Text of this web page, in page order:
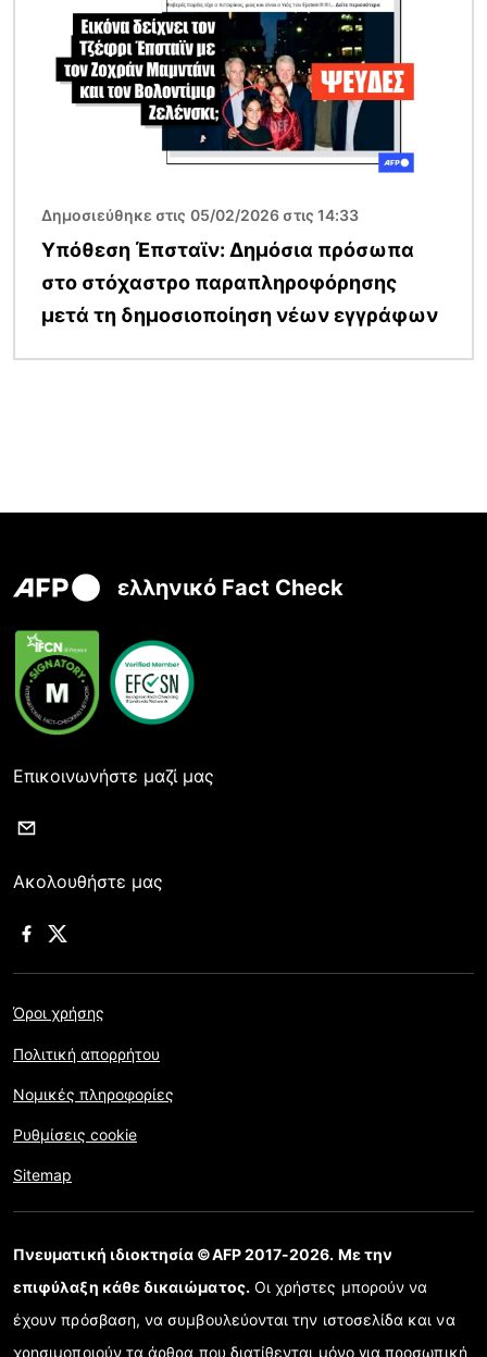
Δημοσιεύθηκε στις 05/02/2026 στις 14:33
Υπόθεση Έπσταϊν: Δημόσια πρόσωπα
στο στόχαστρο παραπληροφόρησης
μετά τη δημοσιοποίηση νέων εγγράφων
ελληνικό Fact Check
Επικοινωνήστε μαζί μας
Ακολουθήστε μας
Όροι χρήσης
Πολιτική απορρήτου
Νομικές πληροφορίες
Ρυθμίσεις cookie
Sitemap
Πνευματική ιδιοκτησία ©AFP 2017-2026. Με την
επιφύλαξη κάθε δικαιώματος.Οι χρήστες μπορούν να
έχουν πρόσβαση, να συμβουλεύονται την ιστοσελίδα και να
χρησιμοποιούν τα άρθρα που διατίθενται μόνο για προσωπική